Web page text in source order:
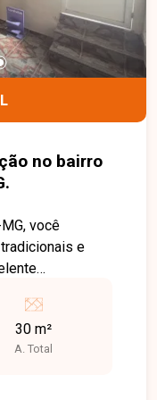
no bairro
você
e
de estar
e
30 m²
A. Total